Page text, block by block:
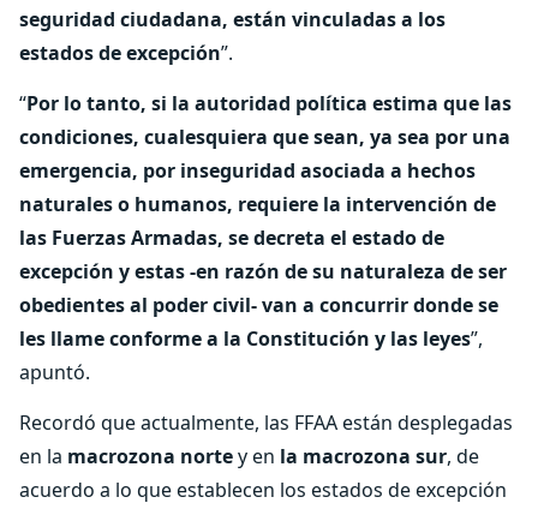
seguridad ciudadana, están vinculadas a los
estados de excepción”.
“Por lo tanto, si la autoridad política estima que las
condiciones, cualesquiera que sean, ya sea por una
emergencia, por inseguridad asociada a hechos
naturales o humanos, requiere la intervención de
las Fuerzas Armadas, se decreta el estado de
excepción y estas -en razón de su naturaleza de ser
obedientes al poder civil- van a concurrir donde se
les llame conforme a la Constitución y las leyes”,
apuntó.
Recordó que actualmente, las FFAA están desplegadas
en la macrozona nortey en la macrozona sur, de
acuerdo a lo que establecen los estados de excepción